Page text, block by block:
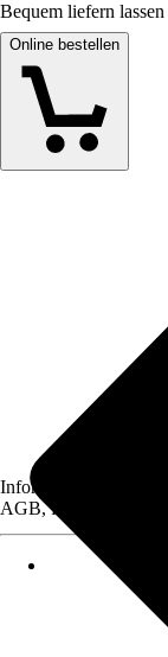
Bequem liefern lassen
Online bestellen
Informationen des
AGB, finden Sie bei